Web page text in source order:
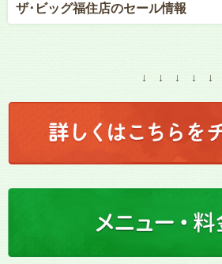
ザ･ビッグ福住店のセール情報
↓ ↓ ↓ ↓ ↓